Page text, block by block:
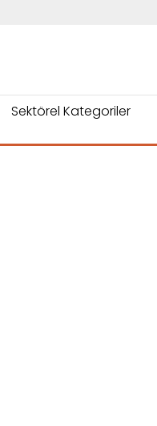
Sektörel Kategoriler